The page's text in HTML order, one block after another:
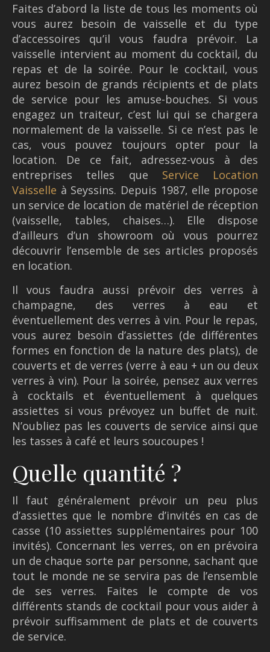
Faites d’abord la liste de tous les moments où
vous aurez besoin de vaisselle et du type
d’accessoires qu’il vous faudra prévoir. La
vaisselle intervient au moment du cocktail, du
repas et de la soirée. Pour le cocktail, vous
aurez besoin de grands récipients et de plats
de service pour les amuse-bouches. Si vous
engagez un traiteur, c’est lui qui se chargera
normalement de la vaisselle. Si ce n’est pas le
cas, vous pouvez toujours opter pour la
location. De ce fait, adressez-vous à des
entreprises telles que Service Location
Vaisselle à Seyssins. Depuis 1987, elle propose
un service de location de matériel de réception
(vaisselle, tables, chaises…). Elle dispose
d’ailleurs d’un showroom où vous pourrez
découvrir l’ensemble de ses articles proposés
en location.
Il vous faudra aussi prévoir des verres à
champagne, des verres à eau et
éventuellement des verres à vin. Pour le repas,
vous aurez besoin d’assiettes (de différentes
formes en fonction de la nature des plats), de
couverts et de verres (verre à eau + un ou deux
verres à vin). Pour la soirée, pensez aux verres
à cocktails et éventuellement à quelques
assiettes si vous prévoyez un buffet de nuit.
N’oubliez pas les couverts de service ainsi que
les tasses à café et leurs soucoupes !
Quelle quantité ?
Il faut généralement prévoir un peu plus
d’assiettes que le nombre d’invités en cas de
casse (10 assiettes supplémentaires pour 100
invités). Concernant les verres, on en prévoira
un de chaque sorte par personne, sachant que
tout le monde ne se servira pas de l’ensemble
de ses verres. Faites le compte de vos
différents stands de cocktail pour vous aider à
prévoir suffisamment de plats et de couverts
de service.